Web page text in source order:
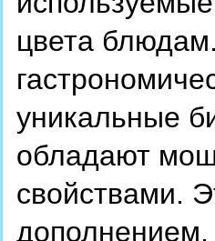
цвета
уникальные
обладают
свойствами.